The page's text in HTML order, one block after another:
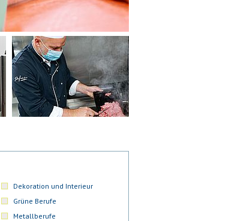
Dekoration und Interieur
Grüne Berufe
Metallberufe